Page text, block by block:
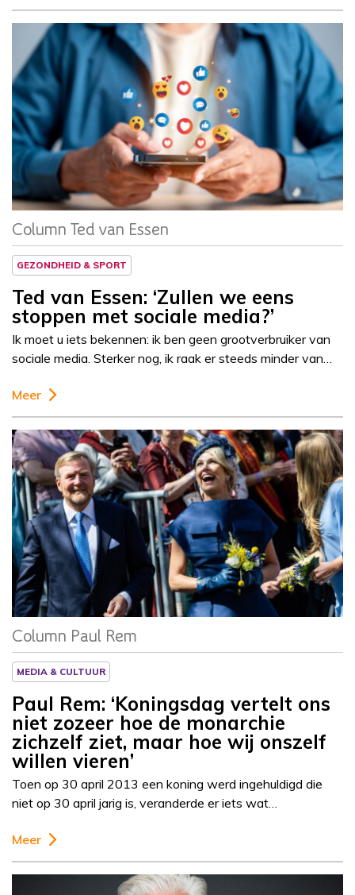
Column
Ted van Essen
Column Ted van Essen
GEZONDHEID & SPORT
Ted van Essen: ‘Zullen we eens
stoppen met sociale media?’
Ik moet u iets bekennen: ik ben geen grootverbruiker van
sociale media. Sterker nog, ik raak er steeds minder van…
Meer
Column
Paul Rem
Column Paul Rem
MEDIA & CULTUUR
Paul Rem: ‘Koningsdag vertelt ons
niet zozeer hoe de monarchie
zichzelf ziet, maar hoe wij onszelf
willen vieren’
Toen op 30 april 2013 een koning werd ingehuldigd die
niet op 30 april jarig is, veranderde er iets wat…
Meer